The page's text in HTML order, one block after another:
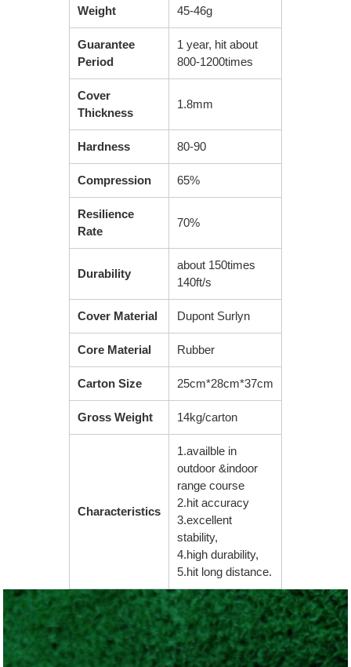
Weight 45-46g
Guarantee
Period
1 year, hit about
800-1200times
Cover
Thickness
1.8mm
Hardness 80-90
Compression 65%
Resilience
Rate
70%
Durability
about 150times
140ft/s
Cover Material Dupont Surlyn
Core Material Rubber
Carton Size 25cm*28cm*37cm
Gross Weight 14kg/carton
Characteristics
1.availble in
outdoor &indoor
range course
2.hit accuracy
3.excellent
stability,
4.high durability,
5.hit long distance.